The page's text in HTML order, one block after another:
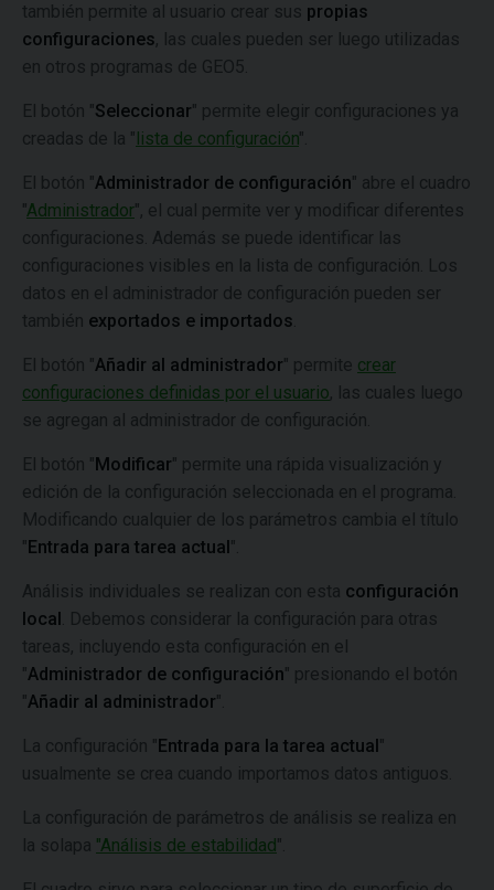
también permite al usuario crear sus propias
configuraciones, las cuales pueden ser luego utilizadas
en otros programas de GEO5.
El botón "Seleccionar" permite elegir configuraciones ya
creadas de la "lista de configuración".
El botón "Administrador de configuración" abre el cuadro
"Administrador", el cual permite ver y modificar diferentes
configuraciones. Además se puede identificar las
configuraciones visibles en la lista de configuración. Los
datos en el administrador de configuración pueden ser
también exportados e importados
El botón "Añadir al administrador" permite crear
configuraciones definidas por el usuario, las cuales luego
se agregan al administrador de configuración.
El botón "Modificar" permite una rápida visualización y
edición de la configuración seleccionada en el programa.
Modificando cualquier de los parámetros cambia el título
"Entrada para tarea actual".
Análisis individuales se realizan con esta configuración
local . Debemos considerar la configuración para otras
tareas, incluyendo esta configuración en el
"Administrador de configuración" presionando el botón
"Añadir al administrador".
La configuración "Entrada para la tarea actual"
usualmente se crea cuando importamos datos antiguos.
La configuración de parámetros de análisis se realiza en
la solapa "Análisis de estabilidad".